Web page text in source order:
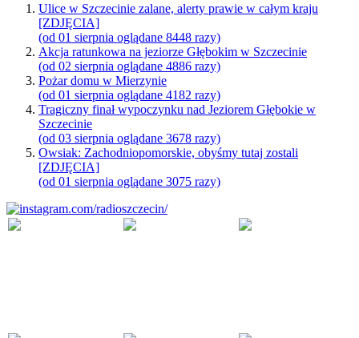
Ulice w Szczecinie zalane, alerty prawie w całym kraju
[ZDJĘCIA]
(od 01 sierpnia oglądane 8448 razy)
Akcja ratunkowa na jeziorze Głębokim w Szczecinie
(od 02 sierpnia oglądane 4886 razy)
Pożar domu w Mierzynie
(od 01 sierpnia oglądane 4182 razy)
Tragiczny finał wypoczynku nad Jeziorem Głębokie w
Szczecinie
(od 03 sierpnia oglądane 3678 razy)
Owsiak: Zachodniopomorskie, obyśmy tutaj zostali
[ZDJĘCIA]
(od 01 sierpnia oglądane 3075 razy)